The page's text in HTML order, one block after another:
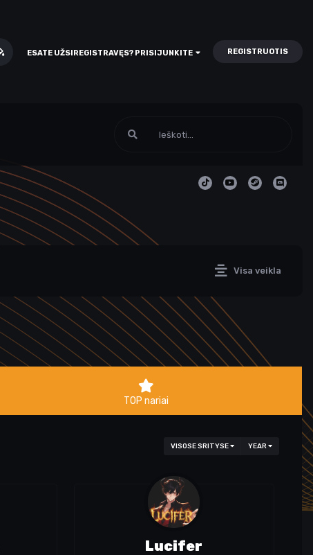
ESATE UŽSIREGISTRAVĘS? PRISIJUNKITE REGISTRUOTIS
Visa veikla
TOP nariai
VISOSE SRITYSE YEAR
Lucifer